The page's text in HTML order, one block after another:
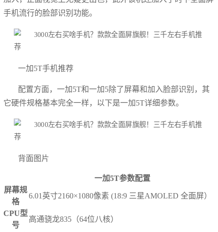
手机流行的脸部识别功能。
一加5T手机推荐
配置方面，一加5T和一加5除了屏幕和加入脸部识别，其
它硬件规格基本完全一样，以下是一加5T详细参数。
背面图片
一加5T参数配置
屏幕规
格
6.01英寸2160×1080像素 (18:9 三星AMOLED 全面屏）
CPU型
号
高通骁龙835（64位八核）